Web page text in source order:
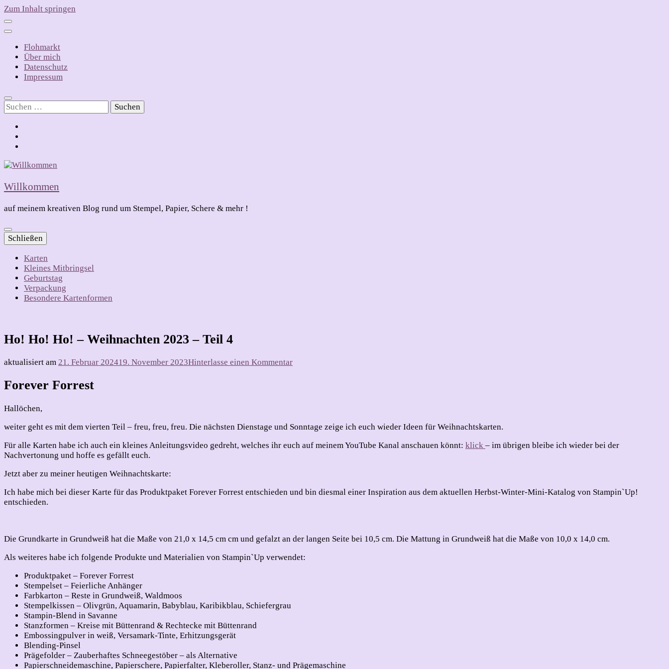
Zum Inhalt springen
Flohmarkt
Über mich
Datenschutz
Impressum
Suchen
nach:
Willkommen
auf meinem kreativen Blog rund um Stempel, Papier, Schere & mehr !
Schließen
Karten
Kleines Mitbringsel
Geburtstag
Verpackung
Besondere Kartenformen
Ho! Ho! Ho! – Weihnachten 2023 – Teil 4
aktualisiert am 21. Februar 202419. November 2023Hinterlasse einen Kommentarzu
–
Teil
Forever Forrest
Hallöchen,
weiter geht es mit dem vierten Teil – freu, freu, freu. Die nächsten Dienstage und Sonntage zeige ich euch wieder Ideen für Weihnachtskarten.
Für alle Karten habe ich auch ein kleines Anleitungsvideo gedreht, welches ihr euch auf meinem YouTube Kanal anschauen könnt: klick – im übrigen bleibe ich wieder bei der
Nachvertonung und hoffe es gefällt euch.
Jetzt aber zu meiner heutigen Weihnachtskarte:
Ich habe mich bei dieser Karte für das Produktpaket Forever Forrest entschieden und bin diesmal einer Inspiration aus dem aktuellen Herbst-Winter-Mini-Katalog von Stampin`Up!
entschieden.
Die Grundkarte in Grundweiß hat die Maße von 21,0 x 14,5 cm cm und gefalzt an der langen Seite bei 10,5 cm. Die Mattung in Grundweiß hat die Maße von 10,0 x 14,0 cm.
Als weiteres habe ich folgende Produkte und Materialien von Stampin`Up verwendet:
Produktpaket – Forever Forrest
Stempelset – Feierliche Anhänger
Farbkarton – Reste in Grundweiß, Waldmoos
Stempelkissen – Olivgrün, Aquamarin, Babyblau, Karibikblau, Schiefergrau
Stampin-Blend in Savanne
Stanzformen – Kreise mit Büttenrand & Rechtecke mit Büttenrand
Embossingpulver in weiß, Versamark-Tinte, Erhitzungsgerät
Blending-Pinsel
Prägefolder – Zauberhaftes Schneegestöber – als Alternative
Papierschneidemaschine, Papierschere, Papierfalter, Kleberoller, Stanz- und Prägemaschine